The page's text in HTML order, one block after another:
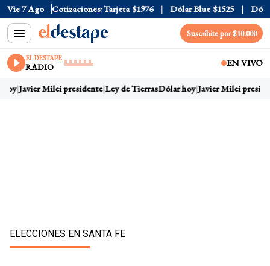
Vie 7 Ago Cotizaciones
$1520 Dólar Tarjeta $1976 Dólar Blue $1525 Dólar
Suscribite por $10.000
EL DESTAPE
RADIO EN VIVO
Javier Milei presidente Ley de TierrasDólar hoy Javier Milei
ELECCIONES EN SANTA FE